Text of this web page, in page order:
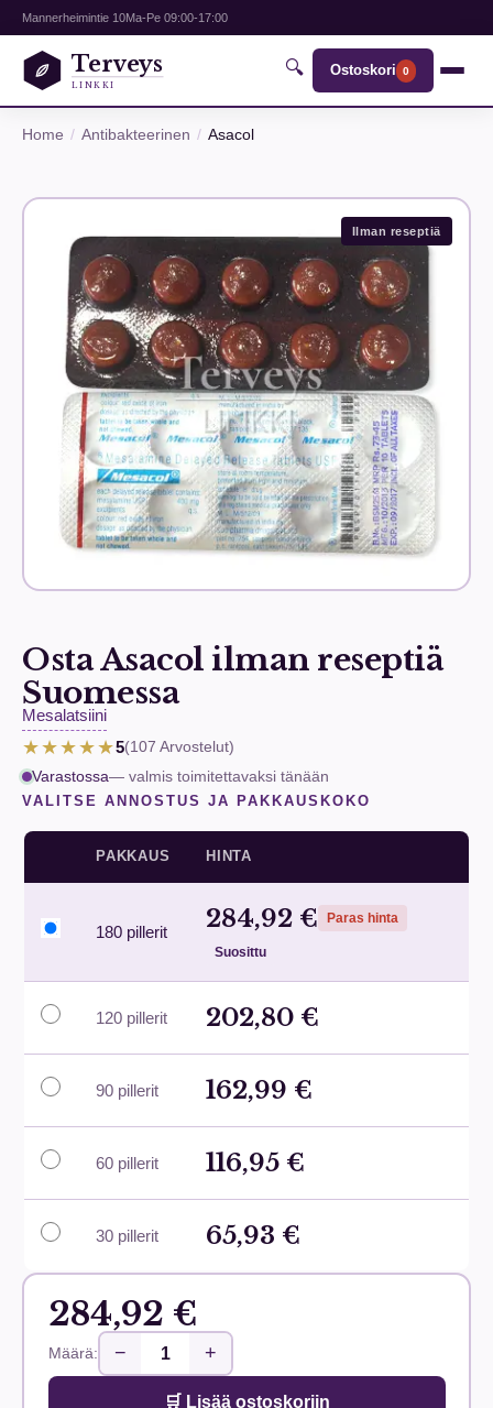
Mannerheimintie 10Ma-Pe 09:00-17:00
Terveys
LINKKI
🔍 Ostoskori 0
Home Antibakteerinen Asacol
Ilman reseptiä
Osta Asacol ilman reseptiä
Suomessa
Mesalatsiini
★★★★★5(107 Arvostelut)
Varastossa— valmis toimitettavaksi tänään
VALITSE ANNOSTUS JA PAKKAUSKOKO
PAKKAUS HINTA
180 pillerit 284,92 € Paras hinta
Suosittu
120 pillerit 202,80 €
90 pillerit 162,99 €
60 pillerit 116,95 €
30 pillerit 65,93 €
284,92 €
Määrä: − +
🛒 Lisää ostoskoriin